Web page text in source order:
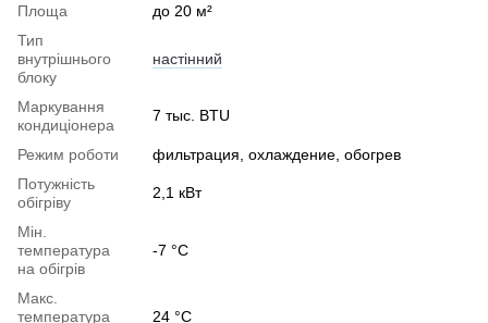
Площа
до 20 м²
Тип
внутрішнього
блоку
настінний
Маркування
кондиціонера
7 тыс. BTU
Режим роботи
фильтрация, охлаждение, обогрев
Потужність
обігріву
2,1 кВт
Мін.
температура
на обігрів
-7 °C
Макс.
температура
24 °C